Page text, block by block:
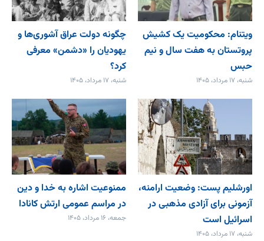
ویتنام: محکومیت یک کشیش
پروتستان به هفت سال و نیم
حبس
شنبه، ۱۷ مرداد، ۱۴۰۵
چگونه دولت عراق آشوری‌ها و
یهودیان را «دشمن» معرفی
کرد؟
شنبه، ۱۷ مرداد، ۱۴۰۵
اورشلیم پست: وضعیت ارامنه،
آزمونی برای آزادی مذهبی در
اسرائیل است
شنبه، ۱۷ مرداد، ۱۴۰۵
ممنوعیت اشاره به خدا و دین
در مراسم عمومی ارتش کانادا
جمعه، ۱۶ مرداد، ۱۴۰۵